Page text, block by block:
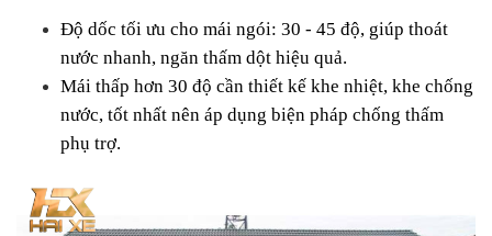
Độ dốc tối ưu cho mái ngói: 30 - 45 độ, giúp thoát
nước nhanh, ngăn thấm dột hiệu quả.
Mái thấp hơn 30 độ cần thiết kế khe nhiệt, khe chống
nước, tốt nhất nên áp dụng biện pháp chống thấm
phụ trợ.